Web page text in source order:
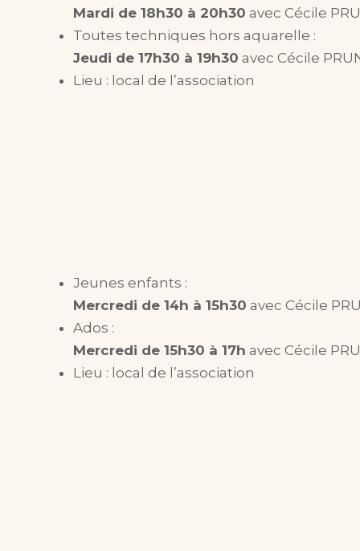
Mardi de 18h30 à 20h30 avec Cécile
Toutes techniques hors aquarelle :
Jeudi de 17h30 à 19h30 avec Cécile
Lieu : local de l’association
Jeunes enfants :
Mercredi de 14h à 15h30 avec Cécile
Ados :
Mercredi de 15h30 à 17h avec Cécile
Lieu : local de l’association